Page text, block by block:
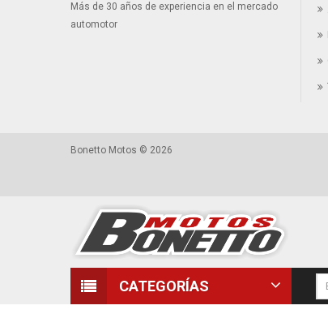
Más de 30 años de experiencia en el mercado
automotor
Bonetto Motos © 2026
CATEGORÍAS